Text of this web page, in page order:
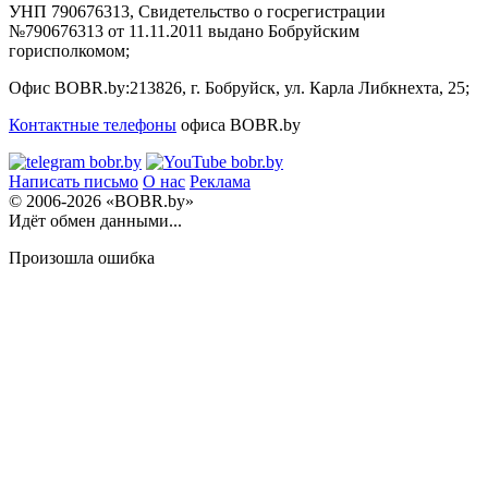
УНП 790676313, Свидетельство о госрегистрации
№790676313 от 11.11.2011 выдано Бобруйским
горисполкомом;
Офис BOBR.by:213826, г. Бобруйск, ул. Карла Либкнехта, 25;
Контактные телефоны офиса BOBR.by
Написать письмо О нас Реклама
© 2006-2026 «BOBR.by»
Идёт обмен данными...
Произошла ошибка